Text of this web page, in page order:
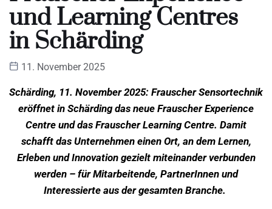
und Learning Centres
in Schärding
11. November 2025
Schärding, 11. November 2025: Frauscher Sensortechnik
eröffnet in Schärding das neue Frauscher Experience
Centre und das Frauscher Learning Centre. Damit
schafft das Unternehmen einen Ort, an dem Lernen,
Erleben und Innovation gezielt miteinander verbunden
werden – für Mitarbeitende, PartnerInnen und
Interessierte aus der gesamten Branche.